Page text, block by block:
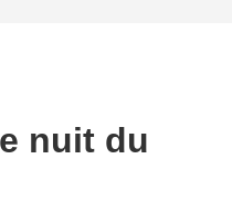
nuit du